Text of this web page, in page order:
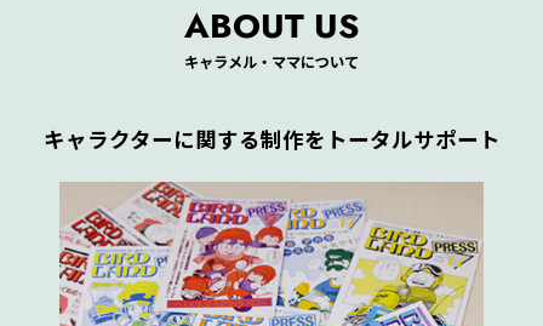
ABOUT US
キャラメル・ママについて
キャラクターに関する制作をトータルサポート